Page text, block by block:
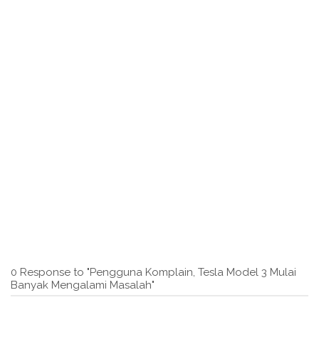
0 Response to "Pengguna Komplain, Tesla Model 3 Mulai
Banyak Mengalami Masalah"